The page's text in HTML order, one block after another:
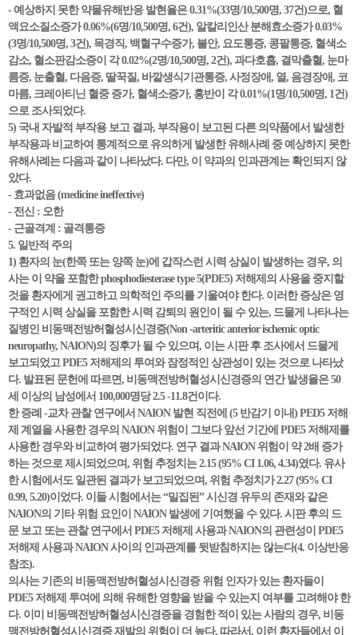
- 예상하지 못한 약물유해반응 발현율은 0.31%(33명/10,500명, 37건)으로, 혈
액요소질소증가 0.06%(6명/10,500명, 6건), 알칼리인산 분해효소증가 0.03%
(3명/10,500명, 3건), 목경직, 백혈구수증가, 불안, 요도통증, 콩팥통증, 혈색소
감소, 혈소판감소증이 각 0.02%(2명/10,500명, 2건), 과다호흡, 결막출혈, 눈마
름증, 눈출혈, 다음증, 딸꾹질, 바깥생식기관통증, 사정장애, 열, 음경장애, 코
마름, 크레아티닌 혈중 증가, 혈색소증가, 홍반이 각 0.01%(1명/10,500명, 1건)
으로 조사되었다.
5) 국내 자발적 부작용 보고 결과, 부작용이 보고된 다른 의약품에서 발생한
부작용과 비교하여 통계적으로 유의하게 발생한 유해사례 중 예상하지 못한
유해사례는 다음과 같이 나타났다. 다만, 이 약과의 인과관계는 확인되지 않
았다.
- 효과없음 (medicine ineffective)
- 전신 : 오한
- 근골격계 : 골격통증
5. 일반적 주의
1) 환자의 눈(한쪽 또는 양쪽 눈)에 갑작스런 시력 상실이 발생하는 경우, 의
사는 이 약을 포함한 phosphodiesterase type 5(PDE5) 저해제의 사용을 중지할
것을 환자에게 권고하고 의학적인 주의를 기울여야 한다. 이러한 증상은 영
구적인 시력 상실을 포함한 시력 감퇴의 원인이 될 수 있는, 드물게 나타나는
질병인 비동맥전방허혈성시신경증(Non -arteritic anterior ischemic optic
neuropathy, NAION)의 징후가 될 수 있으며, 이는 시판 후 조사에서 드물게
보고되었고 PDE5 저해제의 투여와 잠정적인 상관성이 있는 것으로 나타났
다. 발표된 문헌에 따르면, 비동맥전방허혈성시신경증의 연간 발생율은 50
세 이상의 남성에서 100,000명당 2.5 -11.8건이다.
한 증례 -교차 관찰 연구에서 NAION 발현 직전에 (5 반감기 이내) PED5 저해
제 계열을 사용한 경우의 NAION 위험이 그보다 앞선 기간에 PDE5 저해제를
사용한 경우와 비교하여 평가되었다. 연구 결과 NAION 위험이 약 2배 증가
하는 것으로 제시되었으며, 위험 추정치는 2.15 (95% CI 1.06, 4.34)였다. 유사
한 시험에서도 일관된 결과가 보고되었으며, 위험 추정치가 2.27 (95% CI
0.99, 5.20)이었다. 이들 시험에서는 “밀집된” 시신경 유두의 존재와 같은
NAION의 기타 위험 요인이 NAION 발생에 기여했을 수 있다. 시판 후의 드
문 보고 또는 관찰 연구에서 PDE5 저해제 사용과 NAION의 관련성이 PDE5
저해제 사용과 NAION 사이의 인과관계를 뒷받침하지는 않는다(4. 이상반응
참조).
의사는 기존의 비동맥전방허혈성시신경증 위험 인자가 있는 환자들이
PDE5 저해제 투여에 의해 유해한 영향을 받을 수 있는지 여부를 고려해야 한
다. 이미 비동맥전방허혈성시신경증을 경험한 적이 있는 사람의 경우, 비동
맥전방허혈성시신경증 재발의 위험이 더 높다. 따라서, 이런 환자들에서 이